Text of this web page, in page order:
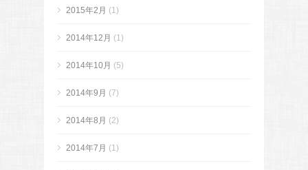
2015年2月 (1)
2014年12月 (1)
2014年10月 (5)
2014年9月 (7)
2014年8月 (2)
2014年7月 (1)